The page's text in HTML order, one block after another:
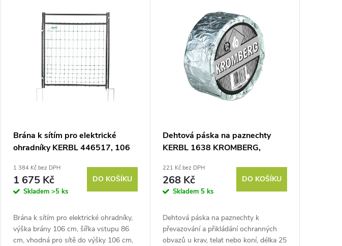
Brána k sítím pro elektrické
ohradníky KERBL 446517, 106
1 384 Kč bez DPH
1 675 Kč
Skladem >5 ks
DO KOŠÍKU
Brána k sítím pro elektrické ohradníky,
výška brány 106 cm, šířka vstupu 86
cm, vhodná pro sítě do výšky 106 cm,
Dehtová páska na paznechty
KERBL 1638 KROMBERG,
221 Kč bez DPH
268 Kč
Skladem 5 ks
DO KOŠÍKU
Dehtová páska na paznechty k
převazování a přikládání ochranných
obvazů u krav, telat nebo koní, délka 25